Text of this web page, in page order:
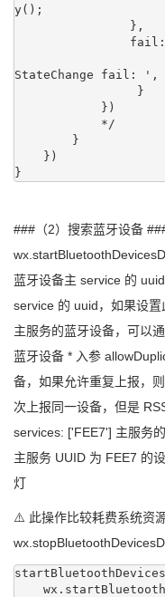
y();
},
fail: err
StateChange fail: ',
}
})
*/
}
})
}
###（2）搜索蓝牙设备
蓝牙设备主 service 的
service 的 uuid，如果设
主服务的蓝牙设备，可以
蓝牙设备 * 入参
备，如果允许重复上报，
次上报同一设备，但是
services: ['FEE7'] 主服务
主服务 UUID 为 FEE7 的
灯
⚠️ 此操作比较耗费系统资